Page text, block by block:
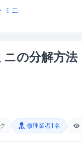
ミニ
ニの分解方法
修理業者1 名